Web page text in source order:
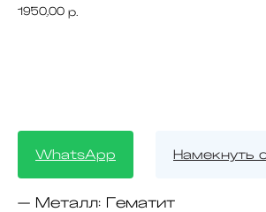
1950,00 р.
WhatsApp Намекнуть
— Металл: Гематит